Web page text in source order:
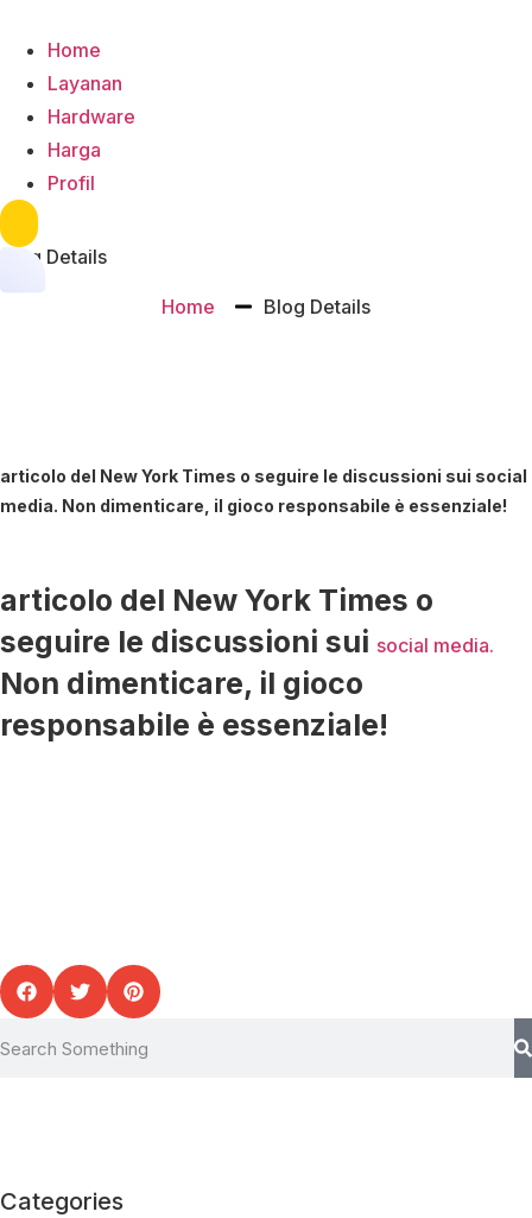
Home
Layanan
Hardware
Harga
Profil
Hamburger Toggle Menu
Blog Details
Home Blog Details
articolo del New York Times o seguire le discussioni sui social
media. Non dimenticare, il gioco responsabile è essenziale!
articolo del New York Times o
seguire le discussioni sui social media.
Non dimenticare, il gioco
responsabile è essenziale!
Categories